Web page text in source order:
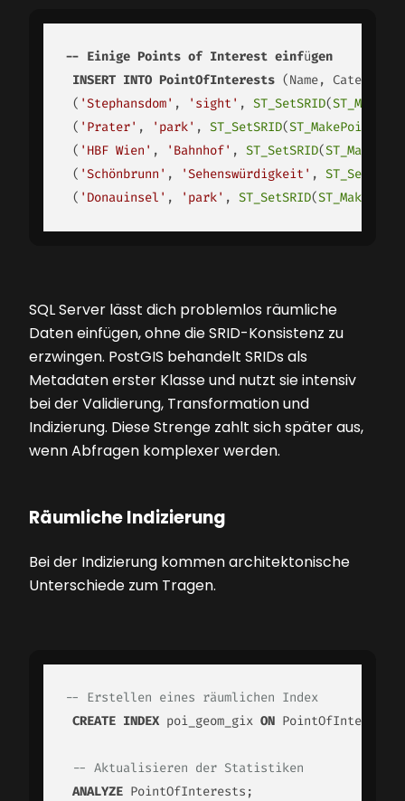
-- Einige Points of Interest einfügen
INSERT INTO PointOfInterests (Name, Category,
( 'Stephansdom' , 'sight' , ST_SetSRID(
( 'Prater' , 'park' , ST_SetSRID(ST_MakePoint
( 'HBF Wien' , 'Bahnhof' , ST_SetSRID(
( 'Schönbrunn' , 'Sehenswürdigkeit' , ST_SetSRID
( 'Donauinsel' , 'park' , ST_SetSRID(ST_MakePoint
SQL Server lässt dich problemlos räumliche
Daten einfügen, ohne die SRID-Konsistenz zu
erzwingen. PostGIS behandelt SRIDs als
Metadaten erster Klasse und nutzt sie intensiv
bei der Validierung, Transformation und
Indizierung. Diese Strenge zahlt sich später aus,
wenn Abfragen komplexer werden.
Räumliche Indizierung
Bei der Indizierung kommen architektonische
Unterschiede zum Tragen.
-- Erstellen eines räumlichen Index
CREATE INDEX poi_geom_gix ON PointOfInterests
-- Aktualisieren der Statistiken
ANALYZE PointOfInterests;